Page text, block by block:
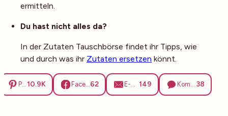
ermitteln.
Du hast nicht alles da?
In der Zutaten Tauschbörse findet ihr Tipps, wie
und durch was ihr Zutaten ersetzen könnt.
10.9K 62 149 38